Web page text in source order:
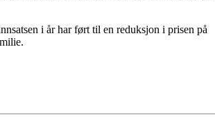
i år har ført til en reduksjon i prisen på